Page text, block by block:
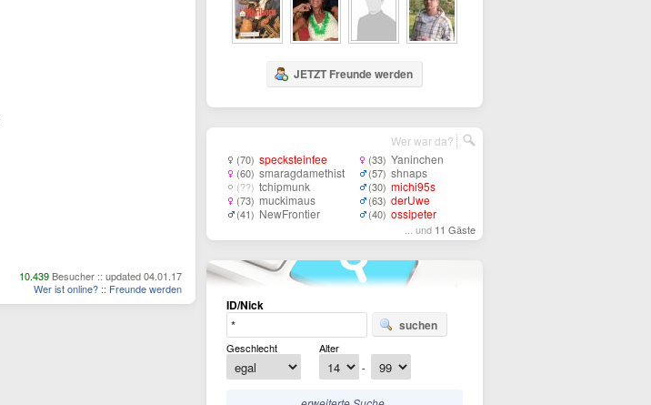
10.439 Besucher :: updated 04.01.17
Wer ist online? :: Freunde werden
JETZT Freunde werden
(70) specksteinfee
(60) smaragdamethist
(??) tchipmunk
(73) muckimaus
(41) NewFrontier
(33) Yaninchen
(57) shnaps
(30) michi95s
(63) derUwe
(40) ossipeter
... und 11 Gäste
Wer war da?
ID/Nick
suchen
Geschlecht
Alter
-